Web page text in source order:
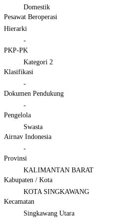
Domestik
Pesawat Beroperasi
Hierarki
-
PKP-PK
Kategori 2
Klasifikasi
-
Dokumen Pendukung
-
Pengelola
Swasta
Airnav Indonesia
-
Provinsi
KALIMANTAN BARAT
Kabupaten / Kota
KOTA SINGKAWANG
Kecamatan
Singkawang Utara